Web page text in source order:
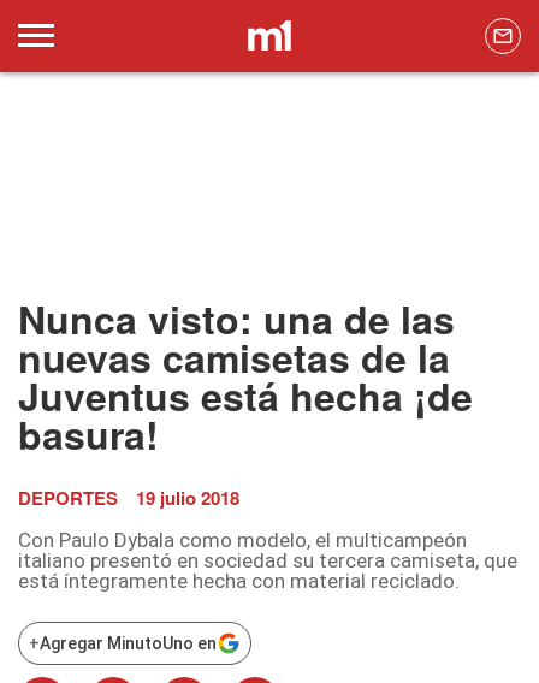
Nunca visto: una de las
nuevas camisetas de la
Juventus está hecha ¡de
basura!
DEPORTES 19 julio 2018
Con Paulo Dybala como modelo, el multicampeón
italiano presentó en sociedad su tercera camiseta, que
está íntegramente hecha con material reciclado.
+Agregar MinutoUno en